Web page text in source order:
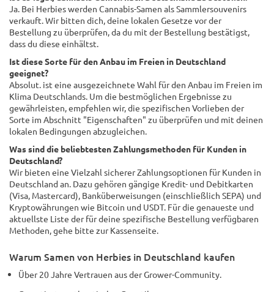
Ja. Bei Herbies werden Cannabis-Samen als Sammlersouvenirs
verkauft. Wir bitten dich, deine lokalen Gesetze vor der
Bestellung zu überprüfen, da du mit der Bestellung bestätigst,
dass du diese einhältst.
Ist diese Sorte für den Anbau im Freien in Deutschland
geeignet?
Absolut. ist eine ausgezeichnete Wahl für den Anbau im Freien im
Klima Deutschlands. Um die bestmöglichen Ergebnisse zu
gewährleisten, empfehlen wir, die spezifischen Vorlieben der
Sorte im Abschnitt "Eigenschaften" zu überprüfen und mit deinen
lokalen Bedingungen abzugleichen.
Was sind die beliebtesten Zahlungsmethoden für Kunden in
Deutschland?
Wir bieten eine Vielzahl sicherer Zahlungsoptionen für Kunden in
Deutschland an. Dazu gehören gängige Kredit- und Debitkarten
(Visa, Mastercard), Banküberweisungen (einschließlich SEPA) und
Kryptowährungen wie Bitcoin und USDT. Für die genaueste und
aktuellste Liste der für deine spezifische Bestellung verfügbaren
Methoden, gehe bitte zur Kassenseite.
Warum Samen von Herbies in Deutschland kaufen
Über 20 Jahre Vertrauen aus der Grower-Community.